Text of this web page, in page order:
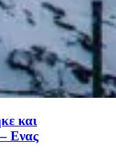
και
Ενας